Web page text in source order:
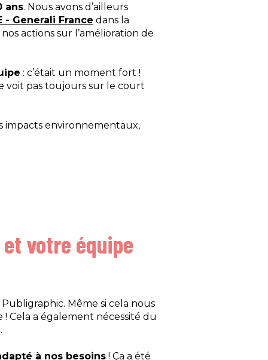
ans. Nous avons d’ailleurs
- Generali France dans la
actions sur l’amélioration de
: c’était un moment fort !
voit pas toujours sur le court
impacts environnementaux,
votre équipe
Même si cela nous
Cela a également nécessité du
à nos besoins ! Ça a été